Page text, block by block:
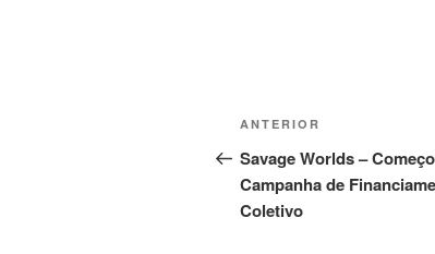
Navegação
de
Post
Post
anterior
ANTERIOR
Savage Worlds –
Campanha de
Coletivo